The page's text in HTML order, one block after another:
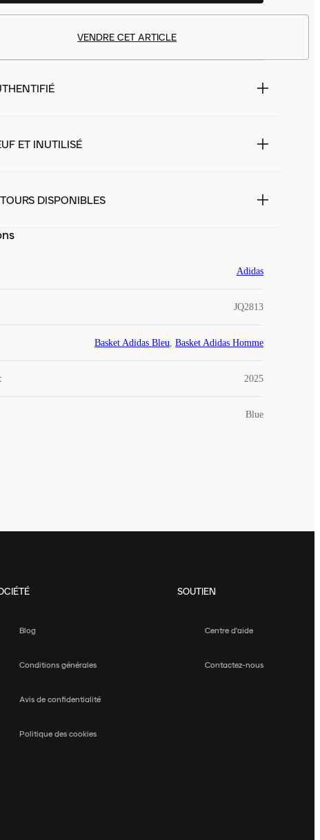
VENDRE CET ARTICLE
ET INUTILISÉ
DISPONIBLES
Adidas
JQ2813
Basket Adidas Bleu, Basket Adidas Homme
2025
Blue
Blog
Conditions générales
Avis de confidentialité
Politique des cookies
SOUTIEN
Centre d'aide
Contactez-nous